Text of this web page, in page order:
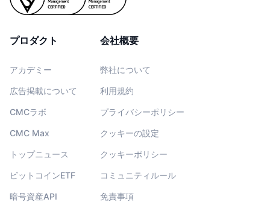
プロダクト
アカデミー
広告掲載について
CMCラボ
CMC Max
トップニュース
ビットコインETF
暗号資産API
会社概要
弊社について
利用規約
プライバシーポリシー
クッキーの設定
クッキーポリシー
コミュニティルール
免責事項